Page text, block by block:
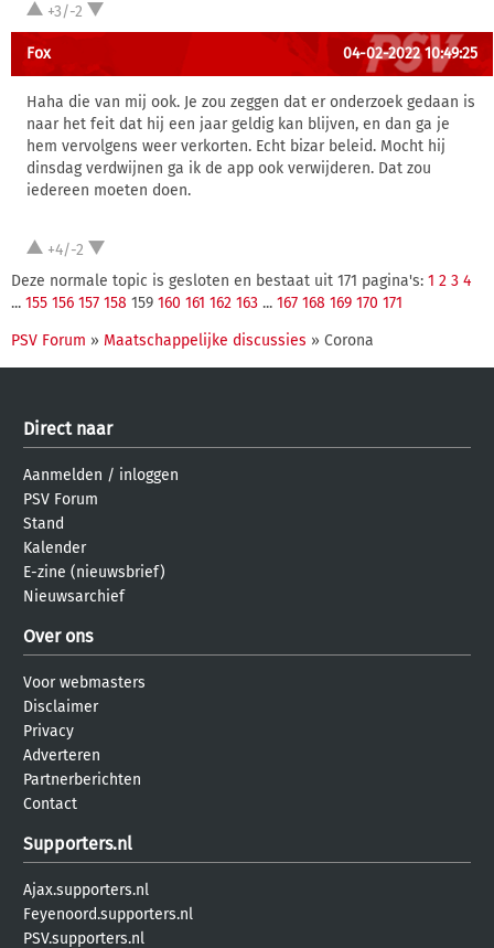
+3/-2
Fox 04-02-2022 10:49:25
Haha die van mij ook. Je zou zeggen dat er onderzoek gedaan is
naar het feit dat hij een jaar geldig kan blijven, en dan ga je
hem vervolgens weer verkorten. Echt bizar beleid. Mocht hij
dinsdag verdwijnen ga ik de app ook verwijderen. Dat zou
iedereen moeten doen.
+4/-2
Deze normale topic is gesloten en bestaat uit 171 pagina's: 1 2 3 4
... 155 156 157 158 159 160 161 162 163 ... 167 168 169 170 171
PSV Forum » Maatschappelijke discussies » Corona
Direct naar
Aanmelden / inloggen
PSV Forum
Stand
Kalender
E-zine (nieuwsbrief)
Nieuwsarchief
Over ons
Voor webmasters
Disclaimer
Privacy
Adverteren
Partnerberichten
Contact
Supporters.nl
Ajax.supporters.nl
Feyenoord.supporters.nl
PSV.supporters.nl